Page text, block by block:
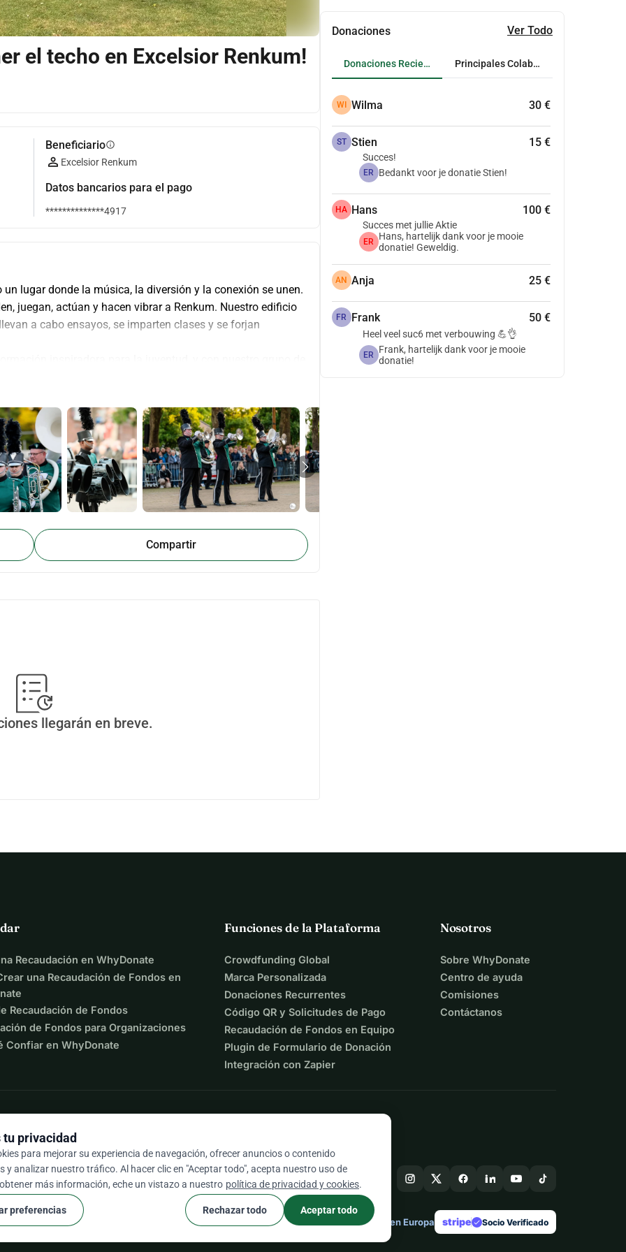
el techo en Excelsior Renkum!
Beneficiarioinfo
Excelsior Renkum
Datos bancarios para el pago
**************4917
lugar donde la música, la diversión y la conexión se unen.
juegan, actúan y hacen vibrar a Renkum. Nuestro edificio
a cabo ensayos, se imparten clases y se forjan
para personas con discapacidad. Juntos formamos una
desgastado, el aislamiento es deficiente y el interior
nuestra asociación musical se verá literalmente en
que el edificio social sea sostenible para el futuro
para prevenir filtraciones y daños
noche de fiesta + actuación
calle Spuugzat
sobre fecha/ubicación).
renovado edificio social.
paso más. Con tu apoyo, podemos seguir haciendo lo que
y hacer sonar a Renkum.
Renkum! Comparte esta acción con amigos, familiares y
el techo!
Compartir
llegarán en breve.
Donaciones Ver Todo
Donaciones Recientes Principales Colaboradores
WI Wilma 30 €
ST Stien 15 €
Succes!
ER Bedankt voor je donatie Stien!
HA Hans 100 €
Succes met jullie Aktie
ER
Hans, hartelijk dank voor je mooie
donatie! Geweldig.
AN Anja 25 €
FR Frank 50 €
Heel veel suc6 met verbouwing 💪👌
ER
Frank, hartelijk dank voor je mooie
donatie!
Recaudación en WhyDonate
una Recaudación de Fondos en
Recaudación de Fondos
de Fondos para Organizaciones
Confiar en WhyDonate
Funciones de la Plataforma
Crowdfunding Global
Marca Personalizada
Donaciones Recurrentes
Código QR y Solicitudes de Pago
Recaudación de Fondos en Equipo
Plugin de Formulario de Donación
Integración con Zapier
Nosotros
Sobre WhyDonate
Centro de ayuda
Comisiones
Contáctanos
/ 5 según más de 500 reseñas
y condicionescookie Configuración de Cookies Hecho en Europa stripe check Socio Verificado
privacidad
para mejorar su experiencia de navegación, ofrecer anuncios o contenido
y analizar nuestro tráfico. Al hacer clic en "Aceptar todo", acepta nuestro uso de
más información, eche un vistazo a nuestro política de privacidad y cookies.
preferencias Rechazar todo Aceptar todo